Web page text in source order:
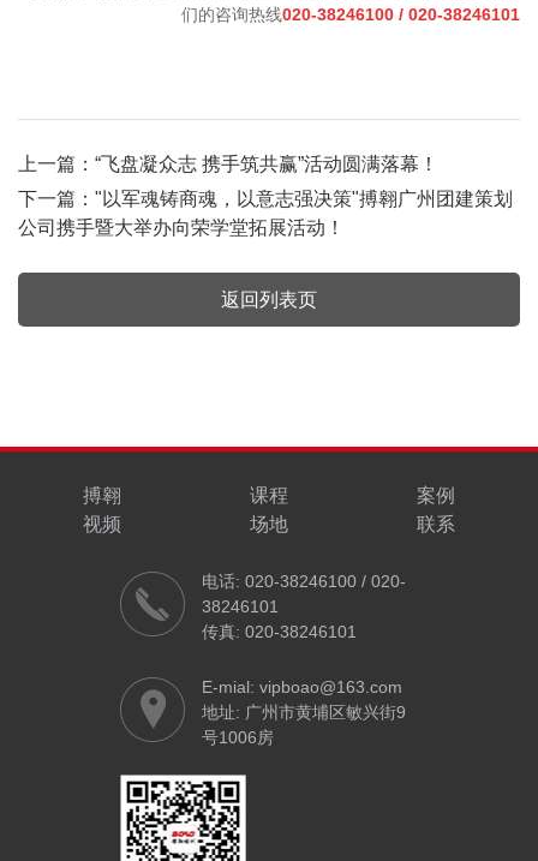
们的咨询热线020-38246100 / 020-38246101
上一篇： “飞盘凝众志 携手筑共赢”活动圆满落幕！
下一篇： "以军魂铸商魂，以意志强决策"搏翱广州团建策划
公司携手暨大举办向荣学堂拓展活动！
返回列表页
搏翱 课程
案例
视频
场地 联系
电话: 020-38246100 / 020-
38246101
传真: 020-38246101
E-mial: vipboao@163.com
地址: 广州市黄埔区敏兴街9
号1006房